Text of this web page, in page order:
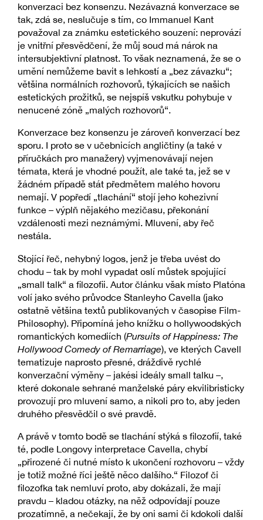
konverzaci bez konsenzu. Nezávazná konverzace se
tak, zdá se, neslučuje s tím, co Immanuel Kant
považoval za známku estetického souzení: neprovází
je vnitřní přesvědčení, že můj soud má nárok na
intersubjektivní platnost. To však neznamená, že se o
umění nemůžeme bavit s lehkostí a „bez závazku“;
většina normálních rozhovorů, týkajících se našich
estetických prožitků, se nejspíš vskutku pohybuje v
nenucené zóně „malých rozhovorů“.
Konverzace bez konsenzu je zároveň konverzací bez
sporu. I proto se v učebnicích angličtiny (a také v
příručkách pro manažery) vyjmenovávají nejen
témata, která je vhodné použít, ale také ta, jež se v
žádném případě stát předmětem malého hovoru
nemají. V popředí „tlachání“ stojí jeho kohezivní
funkce – výplň nějakého mezičasu, překonání
vzdálenosti mezi neznámými. Mluvení, aby řeč
nestála.
Stojící řeč, nehybný logos, jenž je třeba uvést do
chodu – tak by mohl vypadat oslí můstek spojující
„small talk“ a filozofii. Autor článku však místo Platóna
volí jako svého průvodce Stanleyho Cavella (jako
ostatně většina textů publikovaných v časopise Film-
Philosophy). Připomíná jeho knížku o hollywoodských
romantických komediích (Pursuits of Happiness: The
Hollywood Comedy of Remarriage), ve kterých Cavell
tematizuje naprosto přesné, dráždivě rychlé
konverzační výměny – jakési ideály small talku –,
které dokonale sehrané manželské páry ekvilibristicky
provozují pro mluvení samo, a nikoli pro to, aby jeden
druhého přesvědčil o své pravdě.
A právě v tomto bodě se tlachání stýká s filozofií, také
té, podle Longovy interpretace Cavella, chybí
„přirozené či nutné místo k ukončení rozhovoru – vždy
je totiž možné říci ještě něco dalšího.“ Filozof či
filozofka tak nemluví proto, aby dokázali, že mají
pravdu – kladou otázky, na něž odpovídají pouze
prozatímně, a nečekají, že by oni sami či kdokoli další